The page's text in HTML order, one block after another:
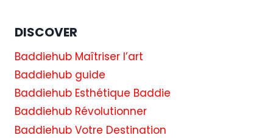
VIEUX
FILM
»
ÉTAIT
ISSUE
SA
ROBE
DISCOVER
Baddiehub Maîtriser l’art
Baddiehub guide
Baddiehub Esthétique Baddie
Baddiehub Révolutionner
Baddiehub Votre Destination